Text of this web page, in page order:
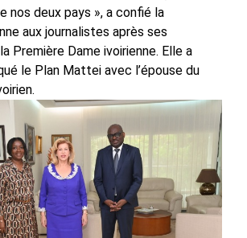
nos deux pays », a confié la
aux journalistes après ses
Première Dame ivoirienne. Elle a
le Plan Mattei avec l’épouse du